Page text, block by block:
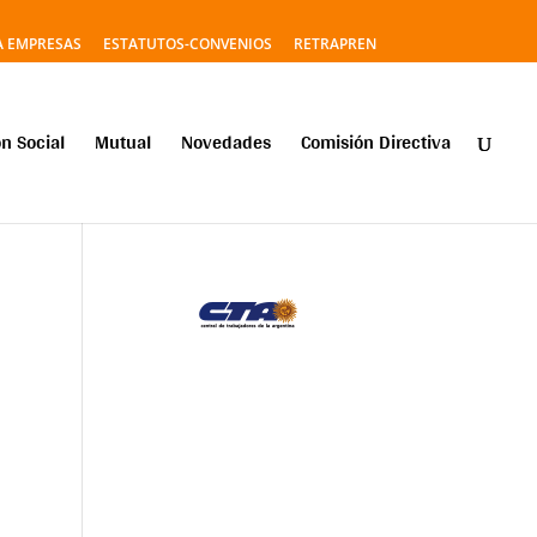
EMPRESAS ESTATUTOS-CONVENIOS RETRAPREN
Social Mutual Novedades Comisión Directiva